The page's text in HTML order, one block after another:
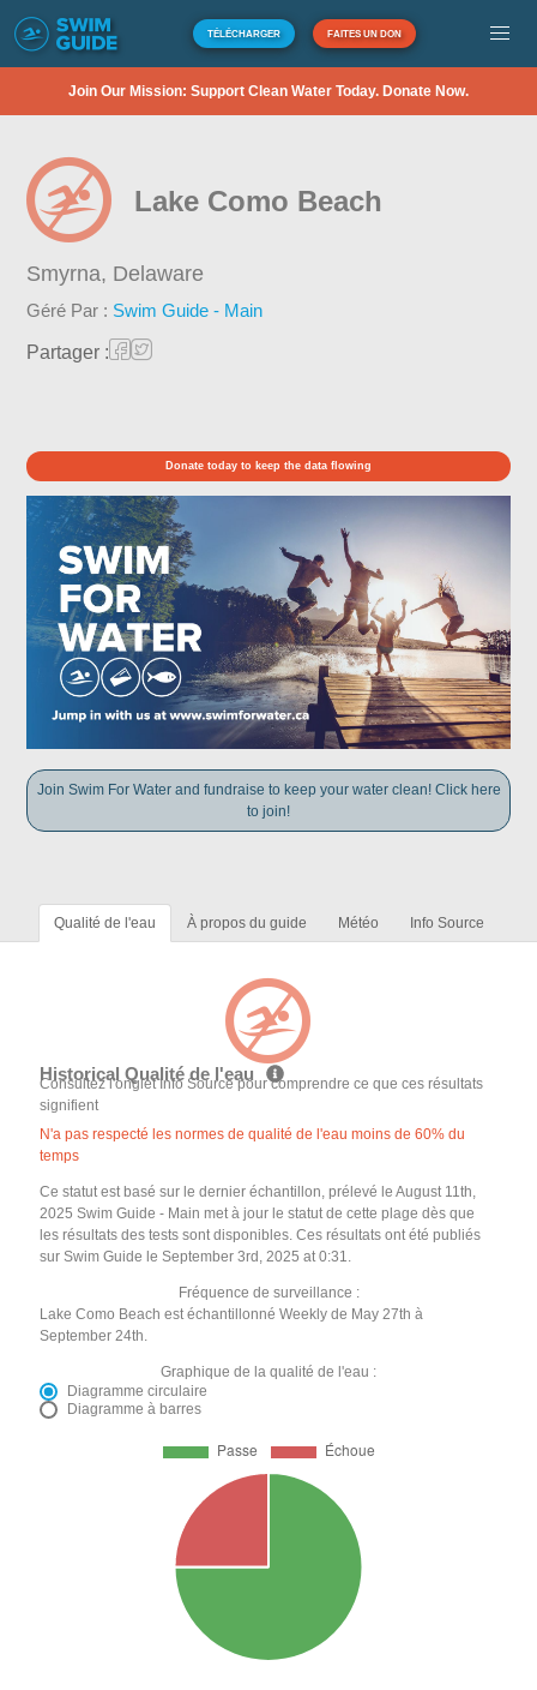
TÉLÉCHARGER FAITES UN DON
Join Our Mission: Support Clean Water Today. Donate Now.
Lake Como Beach
Smyrna, Delaware
Géré Par : Swim Guide - Main
Partager :
Donate today to keep the data flowing
Join Swim For Water and fundraise to keep your water clean! Click here
to join!
Qualité de l'eau À propos du guide Météo Info Source
Historical Qualité de l'eau
Consultez l'onglet Info Source pour comprendre ce que ces résultats
signifient
N'a pas respecté les normes de qualité de l'eau moins de 60% du
temps
Ce statut est basé sur le dernier échantillon, prélevé le August 11th,
2025 Swim Guide - Main met à jour le statut de cette plage dès que
les résultats des tests sont disponibles. Ces résultats ont été publiés
sur Swim Guide le September 3rd, 2025 at 0:31.
Fréquence de surveillance :
Lake Como Beach est échantillonné Weekly de May 27th à
September 24th.
Graphique de la qualité de l'eau :
Diagramme circulaire
Diagramme à barres